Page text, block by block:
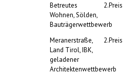
Betreutes
Wohnen, Sölden,
Bauträgerwettbewerb
2.Preis
Meranerstraße,
Land Tirol, IBK,
geladener
Architektenwettbewerb
2.Preis